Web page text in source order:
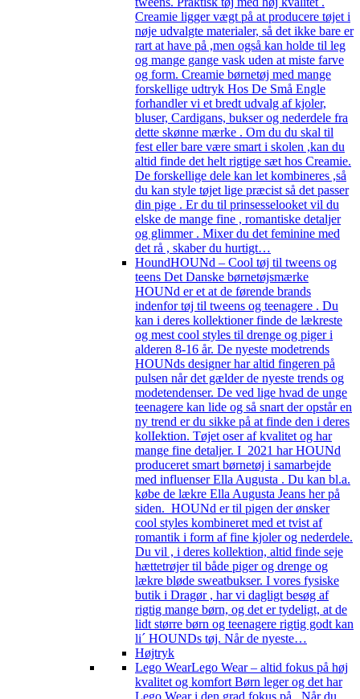
Creamie ligger vægt på at producere tøjet i
nøje udvalgte materialer, så det ikke bare er
rart at have på ,men også kan holde til leg
og mange gange vask uden at miste farve
og form. Creamie børnetøj med mange
forskellige udtryk Hos De Små Engle
forhandler vi et bredt udvalg af kjoler,
bluser, Cardigans, bukser og nederdele fra
dette skønne mærke . Om du du skal til
fest eller bare være smart i skolen ,kan du
altid finde det helt rigtige sæt hos Creamie.
De forskellige dele kan let kombineres ,så
du kan style tøjet lige præcist så det passer
din pige . Er du til prinsesselooket vil du
elske de mange fine , romantiske detaljer
og glimmer . Mixer du det feminine med
det rå , skaber du hurtigt…
HoundHOUNd – Cool tøj til tweens og
teens Det Danske børnetøjsmærke
HOUNd er et at de førende brands
indenfor tøj til tweens og teenagere . Du
kan i deres kollektioner finde de lækreste
og mest cool styles til drenge og piger i
alderen 8-16 år. De nyeste modetrends
HOUNds designer har altid fingeren på
pulsen når det gælder de nyeste trends og
modetendenser. De ved lige hvad de unge
teenagere kan lide og så snart der opstår en
ny trend er du sikke på at finde den i deres
kolIektion. Tøjet oser af kvalitet og har
mange fine detaljer. I 2021 har HOUNd
produceret smart børnetøj i samarbejde
med influenser Ella Augusta . Du kan bl.a.
købe de lækre Ella Augusta Jeans her på
siden. HOUNd er til pigen der ønsker
cool styles kombineret med et tvist af
romantik i form af fine kjoler og nederdele.
Du vil , i deres kollektion, altid finde seje
hættetrøjer til både piger og drenge og
lækre bløde sweatbukser. I vores fysiske
butik i Dragør , har vi dagligt besøg af
rigtig mange børn, og det er tydeligt, at de
lidt større børn og teenagere rigtig godt kan
li´ HOUNDs tøj. Når de nyeste…
Højtryk
Lego WearLego Wear – altid fokus på høj
kvalitet og komfort Børn leger og det har
Lego Wear i den grad fokus på . Når du